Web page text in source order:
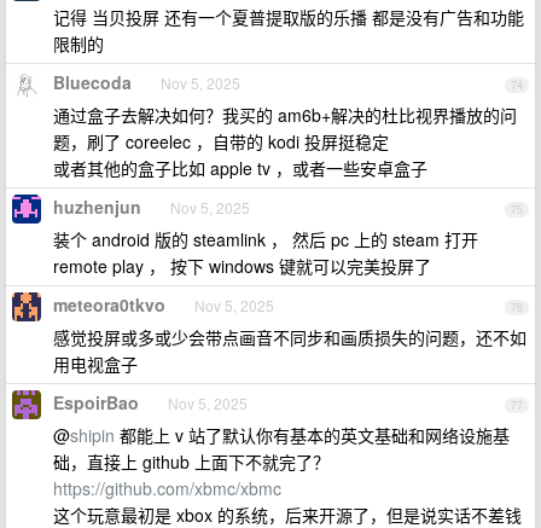
记得 当贝投屏 还有一个夏普提取版的乐播 都是没有广告和功能
限制的
74
Bluecoda Nov 5, 2025
通过盒子去解决如何？我买的 am6b+解决的杜比视界播放的问
题，刷了 coreelec ，自带的 kodi 投屏挺稳定
或者其他的盒子比如 apple tv ，或者一些安卓盒子
75
huzhenjun Nov 5, 2025
装个 android 版的 steamlink ， 然后 pc 上的 steam 打开
remote play ， 按下 windows 键就可以完美投屏了
76
meteora0tkvo Nov 5, 2025
感觉投屏或多或少会带点画音不同步和画质损失的问题，还不如
用电视盒子
77
EspoirBao Nov 5, 2025
@shipin 都能上 v 站了默认你有基本的英文基础和网络设施基
础，直接上 github 上面下不就完了？
https://github.com/xbmc/xbmc
这个玩意最初是 xbox 的系统，后来开源了，但是说实话不差钱